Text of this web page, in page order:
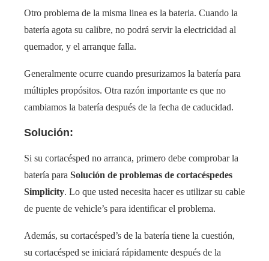
Otro problema de la misma linea es la bateria. Cuando la
batería agota su calibre, no podrá servir la electricidad al
quemador, y el arranque falla.
Generalmente ocurre cuando presurizamos la batería para
múltiples propósitos. Otra razón importante es que no
cambiamos la batería después de la fecha de caducidad.
Solución:
Si su cortacésped no arranca, primero debe comprobar la
batería para Solución de problemas de cortacéspedes
Simplicity. Lo que usted necesita hacer es utilizar su cable
de puente de vehicle’s para identificar el problema.
Además, su cortacésped’s de la batería tiene la cuestión,
su cortacésped se iniciará rápidamente después de la